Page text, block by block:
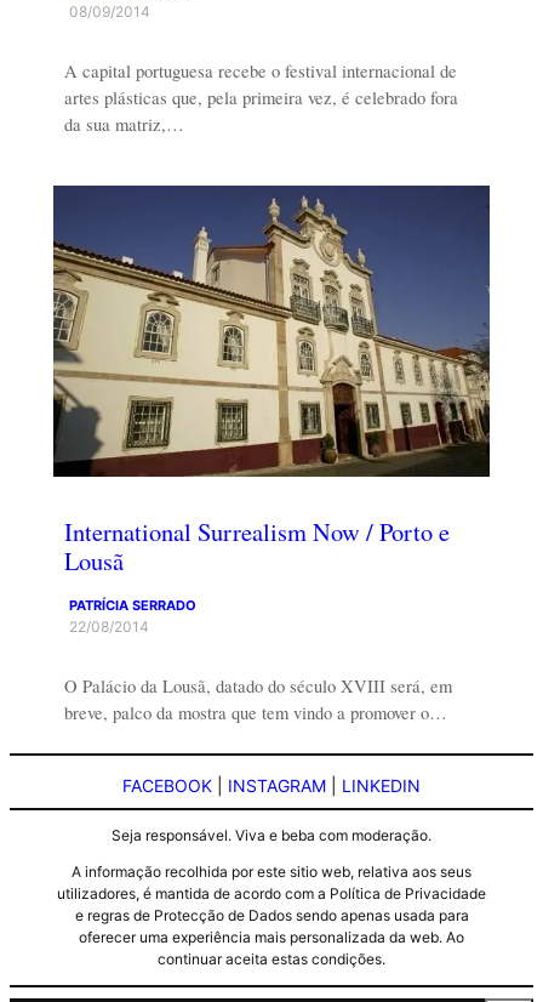
08/09/2014
A capital portuguesa recebe o festival internacional de
artes plásticas que, pela primeira vez, é celebrado fora
da sua matriz,…
International Surrealism Now / Porto e
Lousã
PATRÍCIA SERRADO
22/08/2014
O Palácio da Lousã, datado do século XVIII será, em
breve, palco da mostra que tem vindo a promover o…
FACEBOOK INSTAGRAM LINKEDIN
Seja responsável. Viva e beba com moderação.
A informação recolhida por este sitio web, relativa aos seus
utilizadores, é mantida de acordo com a Política de Privacidade
e regras de Protecção de Dados sendo apenas usada para
oferecer uma experiência mais personalizada da web. Ao
continuar aceita estas condições.